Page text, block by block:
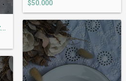
Plato Decorativo en Loza Francesa Gien M...
$50.000